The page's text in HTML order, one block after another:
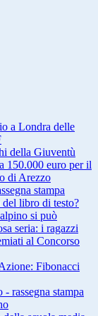
a Londra delle
della Giuventù
150.000 euro per il
di Arezzo
stampa
libro di testo?
si può
seria: i ragazzi
al Concorso
Fibonacci
rassegna stampa